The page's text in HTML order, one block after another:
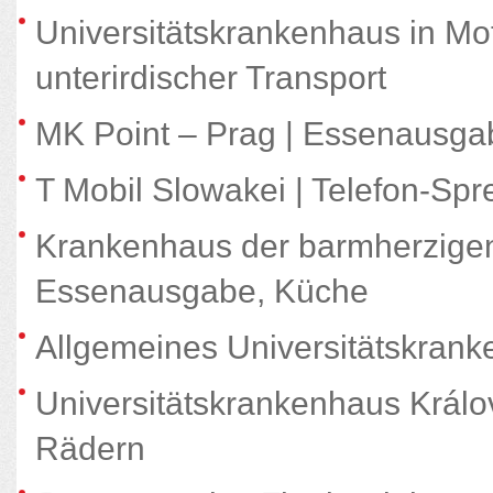
Universitätskrankenhaus in
unterirdischer Transport
MK Point – Prag |
T Mobil Slowakei | Telefon-
Krankenhaus der
Essenausgabe, Küche
Allgemeines
Universitätskrankenhaus
Rädern